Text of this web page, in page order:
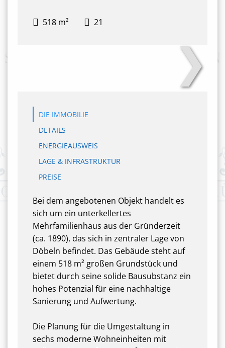
518 m² 21
❯
DIE IMMOBILIE
DETAILS
ENERGIEAUSWEIS
LAGE & INFRASTRUKTUR
PREISE
Bei dem angebotenen Objekt handelt es
sich um ein unterkellertes
Mehrfamilienhaus aus der Gründerzeit
(ca. 1890), das sich in zentraler Lage von
Döbeln befindet. Das Gebäude steht auf
einem 518 m² großen Grundstück und
bietet durch seine solide Bausubstanz ein
hohes Potenzial für eine nachhaltige
Sanierung und Aufwertung.
Die Planung für die Umgestaltung in
sechs moderne Wohneinheiten mit